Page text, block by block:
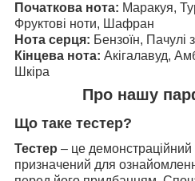
Початкова нота: Маракуя,
Фруктові ноти, Шафран
Нота серця: Бензоїн, Пачулі
Кінцева нота: Акігалавуд,
Шкіра
Про нашу
Що таке тестер?
Тестер – це демонстраційний
призначений для